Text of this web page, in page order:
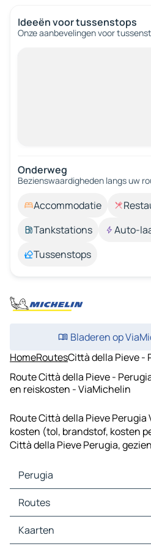
Ideeën voor tussenstops
Onze aanbevelingen voor
Onderweg
Bezienswaardigheden langs uw
Accommodatie
Tankstations
Auto-
Tussenstops
Bladeren op
HomeRoutesCittà della Pieve -
Route Città della Pieve -
en reiskosten - ViaMichelin
Route Città della Pieve
kosten (tol, brandstof, kosten
Città della Pieve Perugia,
Perugia
Perugia Kaarten
Perugia Verkeer
Perugia Hotels
Perugia Restaurants
Routes
Routes Perugia - Rome
Routes Perugia - Ancona
Kaarten